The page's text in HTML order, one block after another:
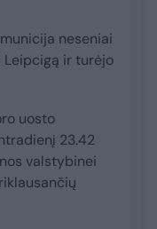
neseniai
Leipcigą ir turėjo
uosto
23.42
valstybinei